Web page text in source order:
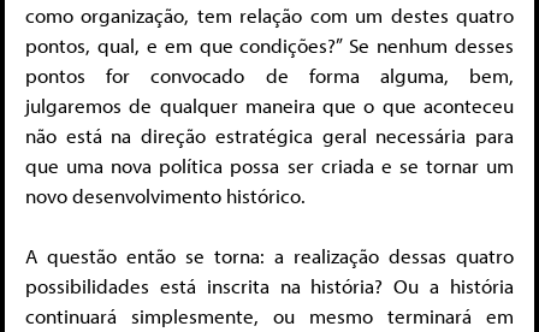
como organização, tem relação com um destes quatro
pontos, qual, e em que condições?” Se nenhum desses
pontos for convocado de forma alguma, bem,
julgaremos de qualquer maneira que o que aconteceu
não está na direção estratégica geral necessária para
que uma nova política possa ser criada e se tornar um
novo desenvolvimento histórico.
A questão então se torna: a realização dessas quatro
possibilidades está inscrita na história? Ou a história
continuará simplesmente, ou mesmo terminará em